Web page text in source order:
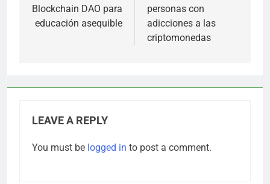
Blockchain DAO para
educación asequible
personas con
adicciones a las
criptomonedas
LEAVE A REPLY
You must be logged in to post a comment.